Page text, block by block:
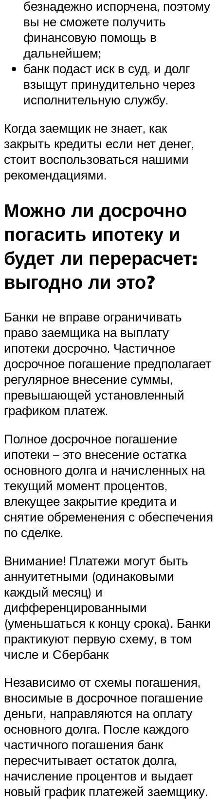
безнадежно испорчена, поэтому
вы не сможете получить
финансовую помощь в
дальнейшем;
банк подаст иск в суд, и долг
взыщут принудительно через
исполнительную службу.
Когда заемщик не знает, как
закрыть кредиты если нет денег,
стоит воспользоваться нашими
рекомендациями.
Можно ли досрочно
погасить ипотеку и
будет ли перерасчет:
выгодно ли это?
Банки не вправе ограничивать
право заемщика на выплату
ипотеки досрочно. Частичное
досрочное погашение предполагает
регулярное внесение суммы,
превышающей установленный
графиком платеж.
Полное досрочное погашение
ипотеки – это внесение остатка
основного долга и начисленных на
текущий момент процентов,
влекущее закрытие кредита и
снятие обременения с обеспечения
по сделке.
Внимание! Платежи могут быть
аннуитетными (одинаковыми
каждый месяц) и
дифференцированными
(уменьшаться к концу срока). Банки
практикуют первую схему, в том
числе и Сбербанк
Независимо от схемы погашения,
вносимые в досрочное погашение
деньги, направляются на оплату
основного долга. После каждого
частичного погашения банк
пересчитывает остаток долга,
начисление процентов и выдает
новый график платежей заемщику.